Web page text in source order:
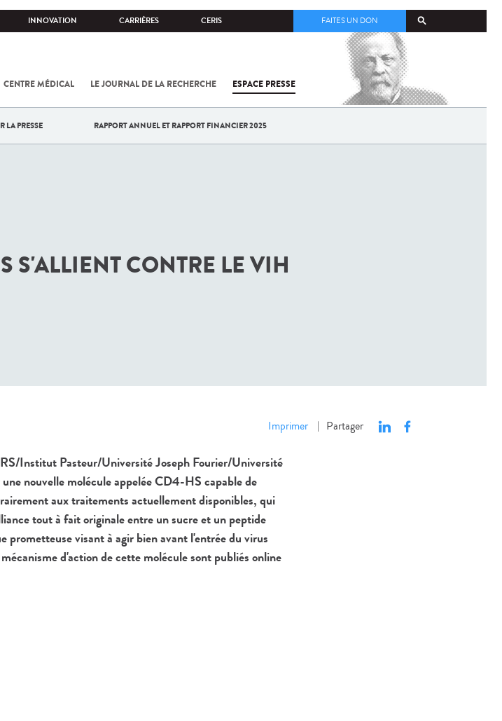
INNOVATION CARRIÈRES CERIS FAITES UN DON
CENTRE MÉDICAL LE JOURNAL DE LA RECHERCHE ESPACE PRESSE
COV-2 /
L'INSTITUT
LA PRESSE RAPPORT ANNUEL ET RAPPORT FINANCIER 2025
S'ALLIENT CONTRE LE VIH
Imprimer | Partager
Institut Pasteur/Université Joseph Fourier/Université
nouvelle molécule appelée CD4-HS capable de
aux traitements actuellement disponibles, qui
tout à fait originale entre un sucre et un peptide
prometteuse visant à agir bien avant l'entrée du virus
d'action de cette molécule sont publiés online